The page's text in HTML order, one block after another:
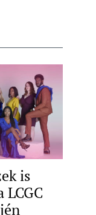
is
LCGC